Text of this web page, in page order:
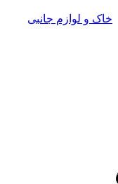
خاک و لوازم جانبی